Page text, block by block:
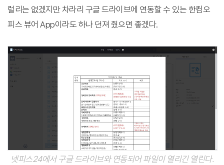
럴리는 없겠지만 차라리 구글 드라이브에 연동할 수 있는 한컴오
피스 뷰어 App이라도 하나 던져 줬으면 좋겠다.
넷피스24에서 구글 드라이브와 연동되어 파일이 열리긴 열린다.